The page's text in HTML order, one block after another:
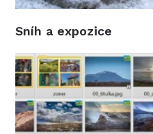
Sníh a expozice